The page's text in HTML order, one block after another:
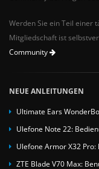
Werden Sie ein Teil einer
Mitgliedschaft ist
Community
NEUE ANLEITUNGEN
Ultimate Ears
Ulefone Note 22:
Ulefone Armor X32 Pro:
ZTE Blade V70 Max: